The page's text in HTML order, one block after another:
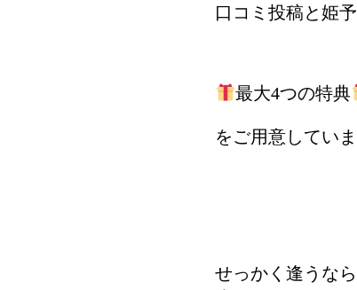
口コミ投稿と姫
最大4つの特典
をご用意してい
せっかく逢うなら